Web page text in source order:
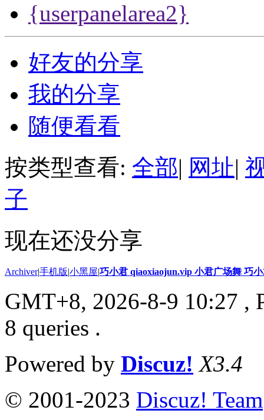
{userpanelarea2}
好友的分享
我的分享
随便看看
按类型查看: 全部| 网址|
子
现在还没分享
Archiver|手机版|小黑屋|巧小君 qiaoxiaojun.vip 小君广场舞 巧
GMT+8, 2026-8-9 10:27 ,
8 queries .
Powered by Discuz! X3.4
© 2001-2023 Discuz! Team